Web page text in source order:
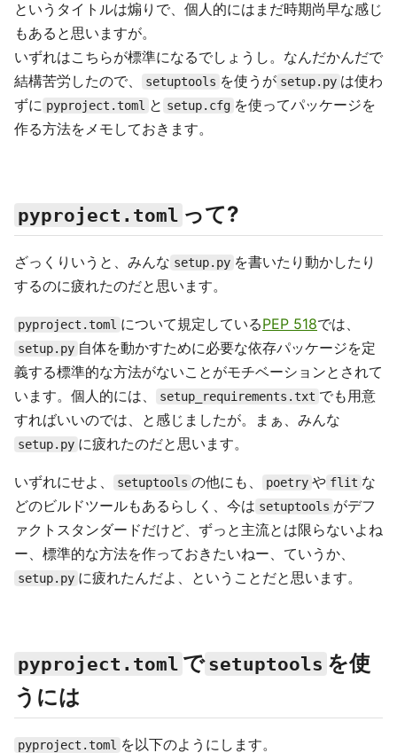
というタイトルは煽りで、個人的にはまだ時期尚早な感じ
もあると思いますが。
いずれはこちらが標準になるでしょうし。なんだかんだで
結構苦労したので、
setuptools を使うが setup.py は使わ
ずに pyproject.toml と setup.cfg を使ってパッケージを
作る方法をメモしておきます。
pyproject.toml って?
ざっくりいうと、みんな setup.py を書いたり動かしたり
するのに疲れたのだと思います。
pyproject.toml について規定しているPEP 518では、
setup.py 自体を動かすために必要な依存パッケージを定
義する標準的な方法がないことがモチベーションとされて
います。個人的には、
setup_requirements.txt でも用意
すればいいのでは、と感じましたが。まぁ、みんな
setup.py に疲れたのだと思います。
いずれにせよ、 setuptools の他にも、 poetry や flit な
どのビルドツールもあるらしく、今は setuptools がデフ
ァクトスタンダードだけど、ずっと主流とは限らないよね
ー、標準的な方法を作っておきたいねー、ていうか、
setup.py に疲れたんだよ、ということだと思います。
pyproject.toml で setuptools を使
うには
pyproject.toml を以下のようにします。